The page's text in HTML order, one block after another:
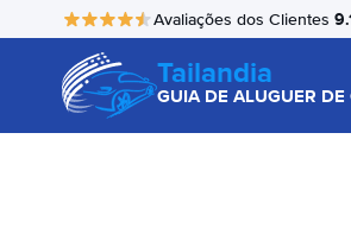
Avaliações dos Clientes
Tailandia
GUIA DE ALUGUER DE